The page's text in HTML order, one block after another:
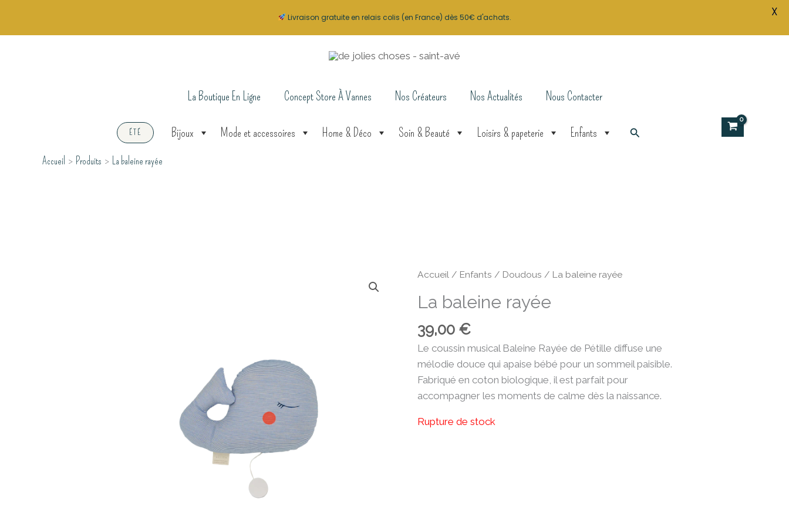
La Boutique En Ligne Concept Store À Vannes Nos Créateurs Nos Actualités Nous Contacter
ÉTÉ Bijoux Mode et accessoires Home & Déco Soin & Beauté Loisirs & papeterie Enfants Rechercher
Accueil Produits La baleine rayée
Accueil/ Enfants / Doudous / La baleine rayée
La baleine rayée
39,00 €
Le coussin musical Baleine Rayée de Pétille diffuse une
mélodie douce qui apaise bébé pour un sommeil paisible.
Fabriqué en coton biologique, il est parfait pour
accompagner les moments de calme dès la naissance.
Rupture de stock
Livraison gratuite en relais colis (en France) dès 50€ d'achats. X